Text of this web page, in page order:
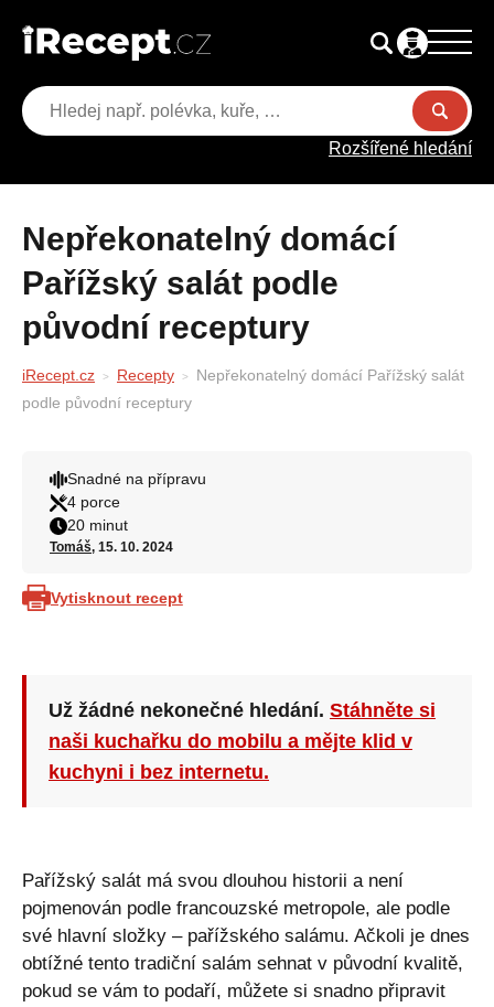
Rozšířené hledání
Nepřekonatelný domácí
Pařížský salát podle
původní receptury
iRecept.cz Recepty
Nepřekonatelný domácí Pařížský salát
podle původní receptury
Snadné na přípravu
4 porce
20 minut
Tomáš, 15. 10. 2024
Vytisknout recept
Už žádné nekonečné hledání. Stáhněte si
naši kuchařku do mobilu a mějte klid v
kuchyni i bez internetu.
Pařížský salát má svou dlouhou historii a není
pojmenován podle francouzské metropole, ale podle
své hlavní složky – pařížského salámu. Ačkoli je dnes
obtížné tento tradiční salám sehnat v původní kvalitě,
pokud se vám to podaří, můžete si snadno připravit